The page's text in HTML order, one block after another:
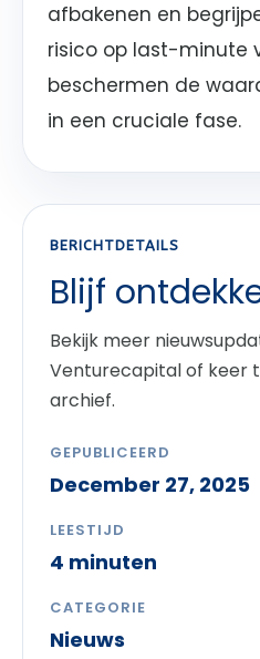
afbakenen en
risico op last-minute
beschermen de
in een cruciale fase.
BERICHTDETAILS
Blijf
Bekijk meer
Venturecapital of keer
archief.
GEPUBLICEERD
December 27, 2025
LEESTIJD
4 minuten
CATEGORIE
Nieuws